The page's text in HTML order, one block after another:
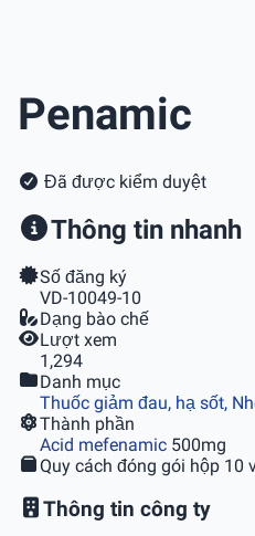
Penamic
Đã được kiểm duyệt
Thông tin nhanh
Số đăng ký
VD-10049-10
Dạng bào chế
Lượt xem
1,294
Danh mục
Thuốc giảm đau, hạ sốt,
Thành phần
Acid mefenamic 500mg
Quy cách đóng gói hộp 10
Thông tin công ty